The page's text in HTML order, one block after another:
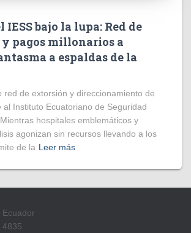
IESS bajo la lupa: Red de
pagos millonarios a
a espaldas de la
red de extorsión y direccionamiento de
al Instituto Ecuatoriano de Seguridad
hospitales emblemáticos y
agonizan sin recursos llevando a los
de la Leer más
4835